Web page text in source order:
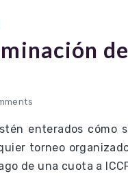
enterados cómo
torneo
de una cuota a